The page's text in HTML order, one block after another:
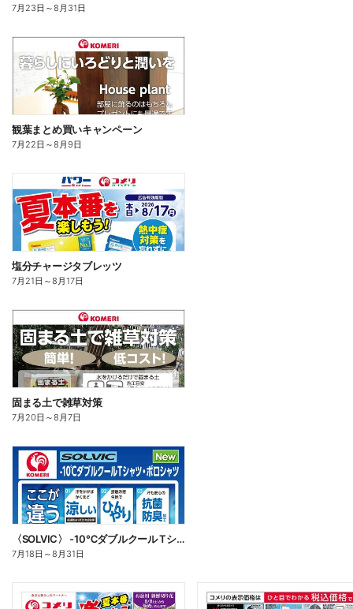
7月23日 ～8月31日
観葉まとめ買いキャンペーン
7月22日 ～8月9日
塩分チャージタブレッツ
7月21日 ～8月17日
固まる土で雑草対策
7月20日 ～8月7日
〈SOLVIC〉 -10℃ダブルクール Tシャツ・ポロシャツ
7月18日 ～8月31日